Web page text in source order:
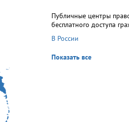
Публичные центры
бесплатного доступа
В России
Показать все